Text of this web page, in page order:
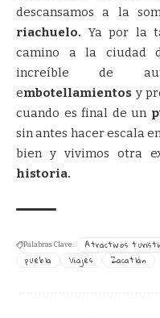
descansamos a la
riachuelo. Ya por la
camino a la ciudad
increíble de
embotellamientos y
cuando es final de un
sin antes hacer escala
bien y vivimos otra
historia.
Palabras Clave: Atractivos
puebla
Viajes Zacatlán